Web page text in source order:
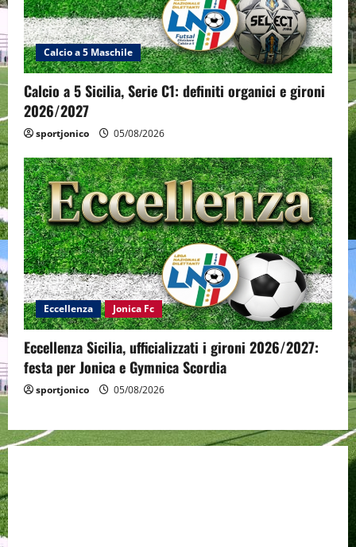
Calcio a 5 Maschile
Calcio a 5 Sicilia, Serie C1: definiti organici e gironi
2026/2027
sportjonico 05/08/2026
Eccellenza Jonica Fc
Eccellenza Sicilia, ufficializzati i gironi 2026/2027:
festa per Jonica e Gymnica Scordia
sportjonico 05/08/2026